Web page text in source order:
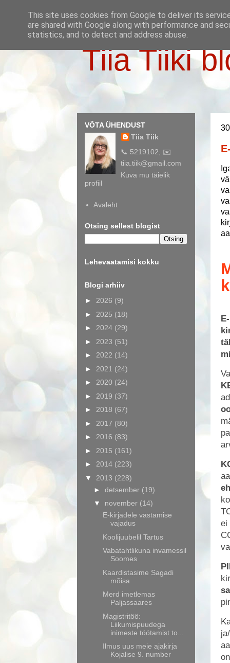
Tiia Tiiki
ei
VÕTA ÜHENDUST
Tiia Tiik
📞 5219102, ✉️
tiia.tiik@gmail.com
Kuva mu täielik
profiil
Avaleht
Otsing sellest blogist
Lehevaatamisi kokku
Blogi arhiiv
► 2026 (9)
► 2025 (18)
► 2024 (29)
► 2023 (51)
► 2022 (14)
► 2021 (24)
► 2020 (24)
► 2019 (37)
► 2018 (67)
► 2017 (80)
► 2016 (83)
► 2015 (161)
► 2014 (223)
▼ 2013 (228)
► detsember (19)
▼ november (14)
E-kirjadele vastamise
vajadus
Koolijuubelil Tartus
Vabatahtlikuna invamessil
Soomes
Kaardistasime Sagadi
mõisa
Merd imetlemas
Paljassaares
Magistritöö:
Liikumispuudega
inimeste töötamist to...
Ilmus uus meie ajakirja
Kojalise 9. number
This site uses cookies from Google to deliver its
are shared with Google along with performance and
statistics, and to detect and address abuse.